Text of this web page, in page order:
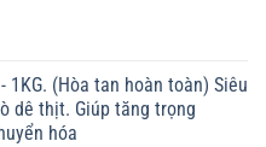
- 1KG. (Hòa tan hoàn toàn) Siêu
dê thịt. Giúp tăng trọng
hóa